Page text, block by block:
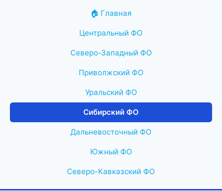
🏠 Главная
Центральный ФО
Северо-Западный ФО
Приволжский ФО
Уральский ФО
Сибирский ФО
Дальневосточный ФО
Южный ФО
Северо-Кавказский ФО